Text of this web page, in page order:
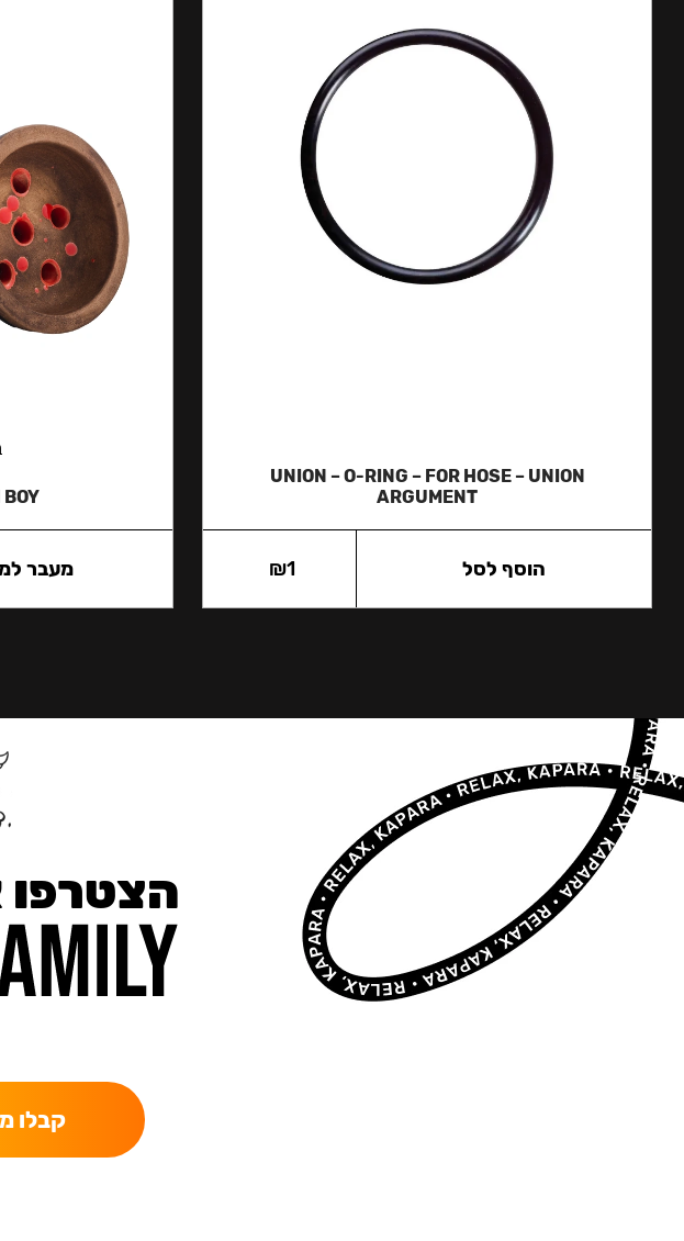
UNION – O-RING – FOR HOSE – UNION
ARGUMENT
₪1 הוסף לסל
BOY
מעבר
הצטרפו
קבלו